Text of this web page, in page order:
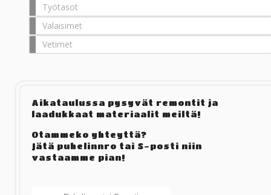
Työtasot
Valaisimet
Vetimet
Aikataulussa pysyvät remontit ja
laadukkaat materiaalit meiltä!
Otammeko yhteyttä?
Jätä puhelinnro tai S-posti niin
vastaamme pian!